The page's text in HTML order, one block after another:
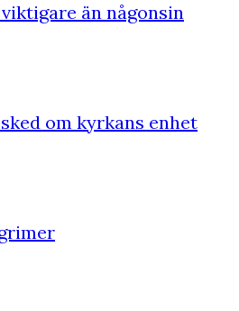
än någonsin
om kyrkans enhet